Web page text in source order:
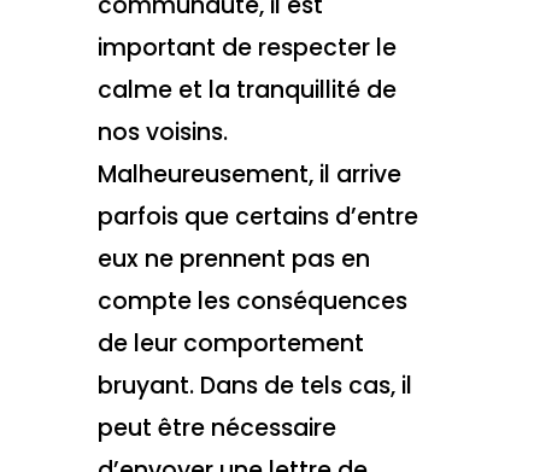
important de respecter le
calme et la tranquillité de
nos voisins.
Malheureusement, il arrive
parfois que certains d’entre
eux ne prennent pas en
compte les conséquences
de leur comportement
bruyant. Dans de tels cas, il
peut être nécessaire